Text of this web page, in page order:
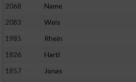
2068
Name
2083
Weis
1985
Rhein
1826
Hartl
1857
Jonas